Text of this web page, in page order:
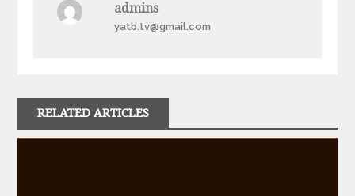
г
а
admins
yatb.tv@gmail.com
RELATED ARTICLES